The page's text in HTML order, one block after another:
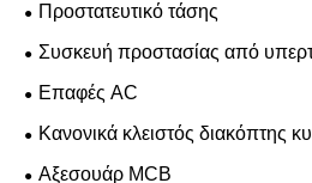
Προστατευτικό τάσης
Συσκευή προστασίας από
Επαφές AC
Κανονικά κλειστός διακόπτης
Αξεσουάρ MCB